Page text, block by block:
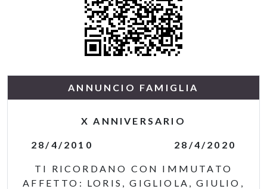
ANNUNCIO FAMIGLIA
X ANNIVERSARIO
28/4/2010 28/4/2020
TI RICORDANO CON IMMUTATO
AFFETTO: LORIS, GIGLIOLA, GIULIO,